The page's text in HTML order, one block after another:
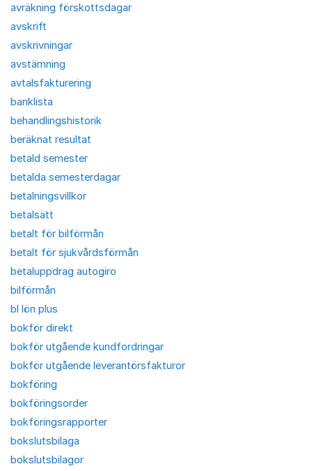
avräkning förskottsdagar
avskrift
avskrivningar
avstämning
avtalsfakturering
banklista
behandlingshistorik
beräknat resultat
betald semester
betalda semesterdagar
betalningsvillkor
betalsätt
betalt för bilförmån
betalt för sjukvårdsförmån
betaluppdrag autogiro
bilförmån
bl lön plus
bokför direkt
bokför utgående kundfordringar
bokför utgående leverantörsfakturor
bokföring
bokföringsorder
bokföringsrapporter
bokslutsbilaga
bokslutsbilagor